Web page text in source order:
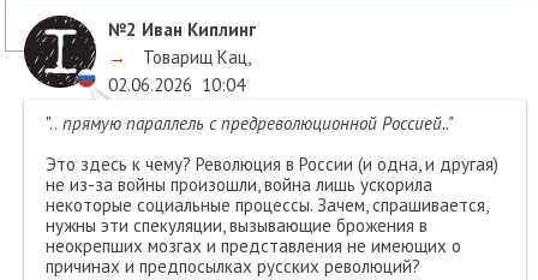
№2 Иван Киплинг
→
Товарищ Кац,
02.06.2026 10:04
".. прямую параллель с предреволюционной Россией.."
Это здесь к чему? Революция в России (и одна, и другая)
не из-за войны произошли, война лишь ускорила
некоторые социальные процессы. Зачем, спрашивается,
нужны эти спекуляции, вызывающие брожения в
неокрепших мозгах и представления не имеющих о
причинах и предпосылках русских революций?